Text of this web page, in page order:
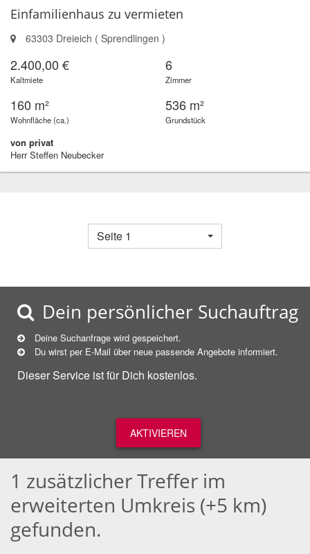
Einfamilienhaus zu vermieten
63303 Dreieich ( Sprendlingen )
2.400,00 €
Kaltmiete
6
Zimmer
160 m²
Wohnfläche (ca.)
536 m²
Grundstück
von privat
Herr Steffen Neubecker
Seite 1
Dein persönlicher Suchauftrag
Deine Suchanfrage wird gespeichert.
Du wirst per E-Mail über neue passende Angebote informiert.
Dieser Service ist für Dich kostenlos.
AKTIVIEREN
1 zusätzlicher Treffer im
erweiterten Umkreis (+5 km)
gefunden.